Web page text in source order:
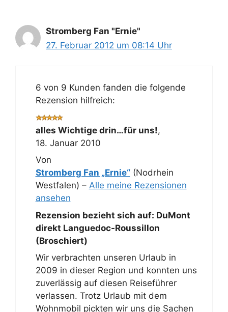
Stromberg Fan "Ernie"
27. Februar 2012 um 08:14 Uhr
6 von 9 Kunden fanden die folgende
Rezension hilfreich:
alles Wichtige drin…für uns!,
18. Januar 2010
Von
Stromberg Fan „Ernie“(Nodrhein
Westfalen) – Alle meine Rezensionen
ansehen
Rezension bezieht sich auf: DuMont
direkt Languedoc-Roussillon
(Broschiert)
Wir verbrachten unseren Urlaub in
2009 in dieser Region und konnten uns
zuverlässig auf diesen Reiseführer
verlassen. Trotz Urlaub mit dem
Wohnmobil pickten wir uns die Sachen